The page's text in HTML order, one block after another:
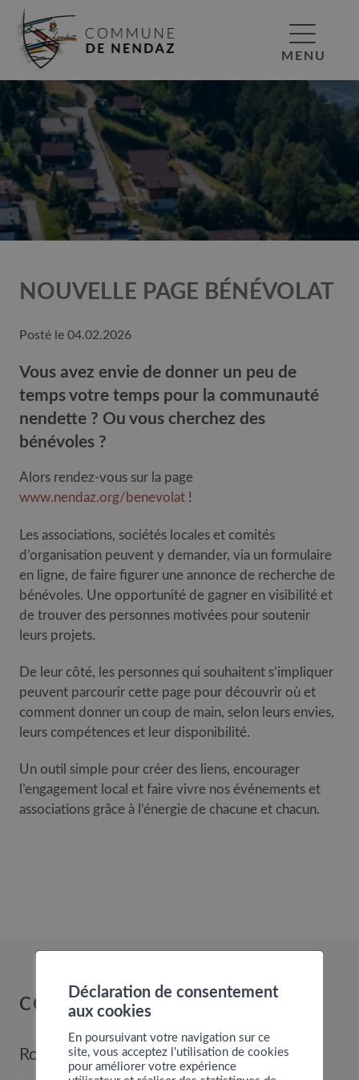
MENU
NOUVELLE PAGE BÉNÉVOLAT
Posté le04.02.2026
Vous avez envie de donner un peu de
temps votre temps pour la communauté
nendette ? Ou vous cherchez des
bénévoles ?
Alors rendez-vous sur la page
www.nendaz.org/benevolat !
Les associations, sociétés locales et comités
d’organisation peuvent y demander, via un formulaire
en ligne, de faire figurer une annonce de recherche de
bénévoles. Une opportunité de gagner en visibilité et
de trouver des personnes motivées pour soutenir
leurs projets.
De leur côté, les personnes qui souhaitent s’impliquer
peuvent parcourir cette page pour découvrir où et
comment donner un coup de main, selon leurs envies,
leurs compétences et leur disponibilité.
Un outil simple pour créer des liens, encourager
l’engagement local et faire vivre nos événements et
associations grâce à l’énergie de chacune et chacun.
COMMUNE DE NENDAZ
Route de Nendaz 352
Déclaration de consentement
aux cookies
En poursuivant votre navigation sur ce
site, vous acceptez l'utilisation de cookies
pour améliorer votre expérience